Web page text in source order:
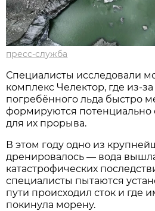
пресс-служба
Специалисты исследовали
комплекс Челектор, где из-
погребённого льда быстро
формируются потенциально
для их прорыва.
В этом году одно из
дренировалось — вода
катастрофических
специалисты пытаются
пути происходил сток и где
покинула морену.